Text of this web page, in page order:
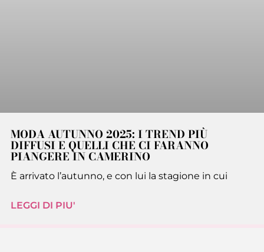
MODA AUTUNNO 2025: I TREND PIÙ
DIFFUSI E QUELLI CHE CI FARANNO
PIANGERE IN CAMERINO
È arrivato l’autunno, e con lui la stagione in cui
LEGGI DI PIU'